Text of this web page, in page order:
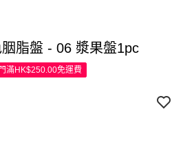
脂盤 - 06 漿果盤1pc
滿HK$250.00免運費